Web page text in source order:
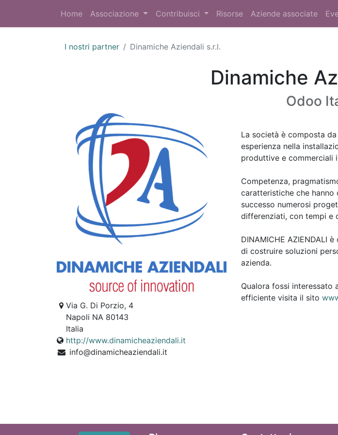
Home Associazione Contribuisci Risorse Aziende associate
I nostri partner Dinamiche Aziendali s.r.l.
Dinamiche
Odoo
Via G. Di Porzio, 4
Napoli NA 80143
Italia
http://www.dinamicheaziendali.it
info@dinamicheaziendali.it
La società è composta
esperienza nella
produttive e commerciali
Competenza,
caratteristiche che hanno
successo numerosi
differenziati, con tempi e
DINAMICHE AZIENDALI
di costruire soluzioni
azienda.
Qualora fossi interessato
efficiente visita il sito